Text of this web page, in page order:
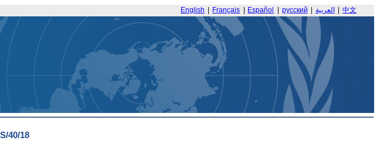
English Français Español русский العربية 中文
40/18